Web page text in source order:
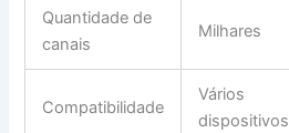
Quantidade de
canais
Milhares
Compatibilidade
Vários
dispositivos